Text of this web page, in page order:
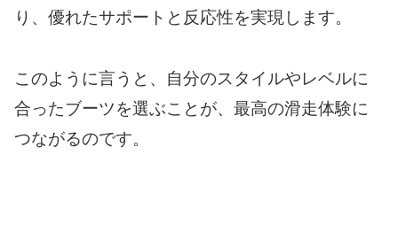
り、優れたサポートと反応性を実現します。
このように言うと、自分のスタイルやレベルに
合ったブーツを選ぶことが、最高の滑走体験に
つながるのです。